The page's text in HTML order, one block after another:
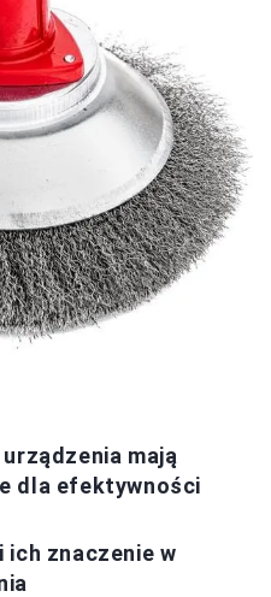
mają
dla efektywności
ich znaczenie w